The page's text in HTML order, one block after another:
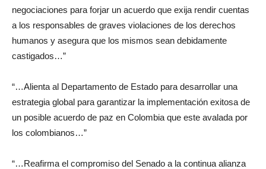
negociaciones para forjar un acuerdo que exija rendir cuentas
a los responsables de graves violaciones de los derechos
humanos y asegura que los mismos sean debidamente
castigados…”
“…Alienta al Departamento de Estado para desarrollar una
estrategia global para garantizar la implementación exitosa de
un posible acuerdo de paz en Colombia que este avalada por
los colombianos…”
“…Reafirma el compromiso del Senado a la continua alianza